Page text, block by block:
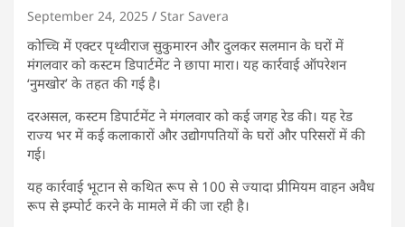
September 24, 2025 Star Savera
कोच्चि में एक्टर पृथ्वीराज सुकुमारन और दुलकर सलमान के घरों में
मंगलवार को कस्टम डिपार्टमेंट ने छापा मारा। यह कार्रवाई ऑपरेशन
‘नुमखोर’ के तहत की गई है।
दरअसल, कस्टम डिपार्टमेंट ने मंगलवार को कई जगह रेड की। यह रेड
राज्य भर में कई कलाकारों और उद्योगपतियों के घरों और परिसरों में की
गई।
यह कार्रवाई भूटान से कथित रूप से 100 से ज्यादा प्रीमियम वाहन अवैध
रूप से इम्पोर्ट करने के मामले में की जा रही है।